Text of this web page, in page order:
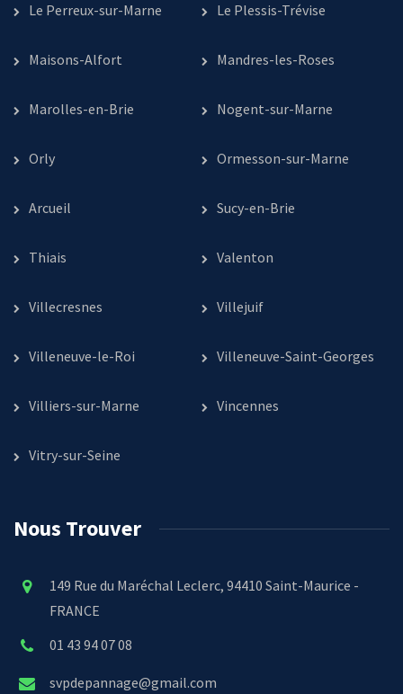
Le Perreux-sur-Marne Le Plessis-Trévise
Maisons-Alfort Mandres-les-Roses
Marolles-en-Brie Nogent-sur-Marne
Orly Ormesson-sur-Marne
Arcueil Sucy-en-Brie
Thiais Valenton
Villecresnes Villejuif
Villeneuve-le-Roi Villeneuve-Saint-Georges
Villiers-sur-Marne Vincennes
Vitry-sur-Seine
Nous Trouver
149 Rue du Maréchal Leclerc, 94410 Saint-Maurice -
FRANCE
01 43 94 07 08
svpdepannage@gmail.com